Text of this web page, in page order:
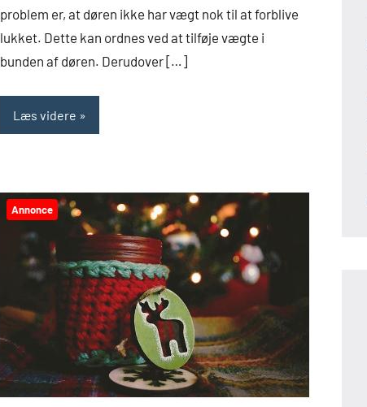
problem er, at døren ikke har vægt nok til at forblive
lukket. Dette kan ordnes ved at tilføje vægte i
bunden af døren. Derudover […]
Læs videre
Annonce